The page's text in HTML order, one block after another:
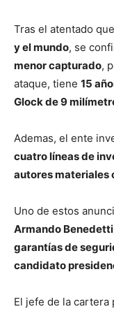
Tras el atentado
y el mundo, se
menor capturado,
ataque, tiene 15
Glock de 9
Ademas, el ente
cuatro líneas de
autores materiales
Uno de estos
Armando Benedetti
garantías de
candidato
El jefe de la cartera